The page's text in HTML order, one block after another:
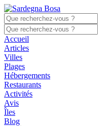
Accueil
Articles
Villes
Plages
Hébergements
Restaurants
Activités
Avis
Îles
Blog